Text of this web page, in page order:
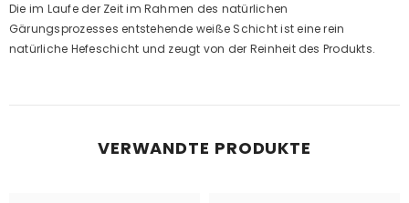
Die im Laufe der Zeit im Rahmen des natürlichen
Gärungsprozesses entstehende weiße Schicht ist eine rein
natürliche Hefeschicht und zeugt von der Reinheit des Produkts.
VERWANDTE PRODUKTE